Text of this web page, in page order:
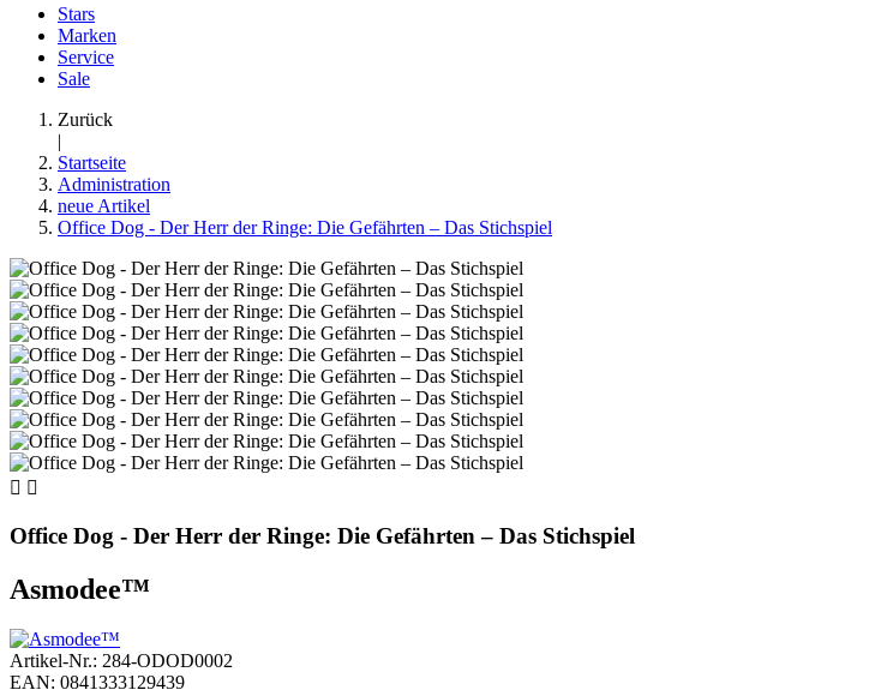
Stars
Marken
Service
Sale
Zurück
|
Startseite
Administration
neue Artikel
Office Dog - Der Herr der Ringe: Die Gefährten – Das Stichspiel
 
Office Dog - Der Herr der Ringe: Die Gefährten – Das Stichspiel
Asmodee™
Artikel-Nr.: 284-ODOD0002
EAN: 0841333129439